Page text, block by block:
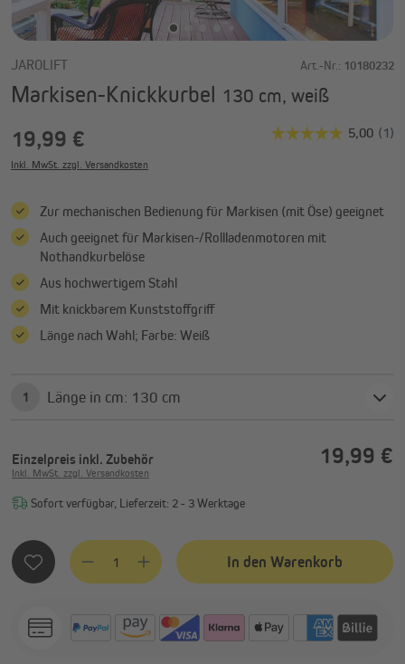
JAROLIFT Art.-Nr.: 10180232
Markisen-Knickkurbel 130 cm, weiß
19,99 €
Inkl. MwSt. zzgl. Versandkosten
Zur mechanischen Bedienung für Markisen (mit Öse) geeignet
Auch geeignet für Markisen-/Rollladenmotoren mit
Nothandkurbelöse
Aus hochwertigem Stahl
Mit knickbarem Kunststoffgriff
Länge nach Wahl; Farbe: Weiß
1 Länge in cm: 130 cm
Einzelpreis inkl. Zubehör 19,99 €
Inkl. MwSt. zzgl. Versandkosten
Sofort verfügbar, Lieferzeit: 2 - 3 Werktage
Produkt Anzahl: Gib den gewünschten Wert ein oder
In den Warenkorb